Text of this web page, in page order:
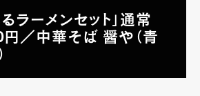
ラーメンセット」通常
／中華そば 醤や（青